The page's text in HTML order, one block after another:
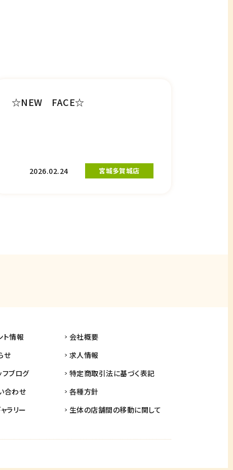
☆NEW FACE☆
2026.02.24 宮城多賀城店
ト情報
せ
フブログ
合わせ
ラリー
会社概要
求人情報
特定商取引法に基づく表記
各種方針
生体の店舗間の移動に関して